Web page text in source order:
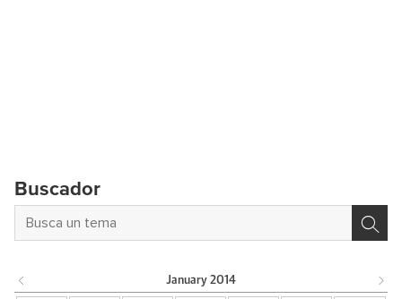
Buscador
January 2014